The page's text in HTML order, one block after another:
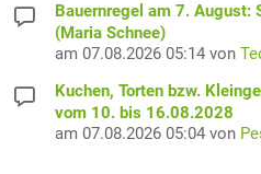
Bauernregel am 7. August:
(Maria Schnee)
am 07.08.2026 05:14 von
Kuchen, Torten bzw.
vom 10. bis 16.08.2028
am 07.08.2026 05:04 von